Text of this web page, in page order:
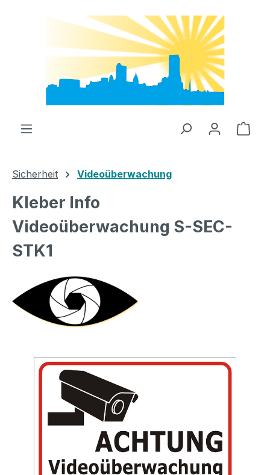
Zum Hauptinhalt springen
Sicherheit Videoüberwachung
Kleber Info
Videoüberwachung S-SEC-
STK1
Bildergalerie überspringen